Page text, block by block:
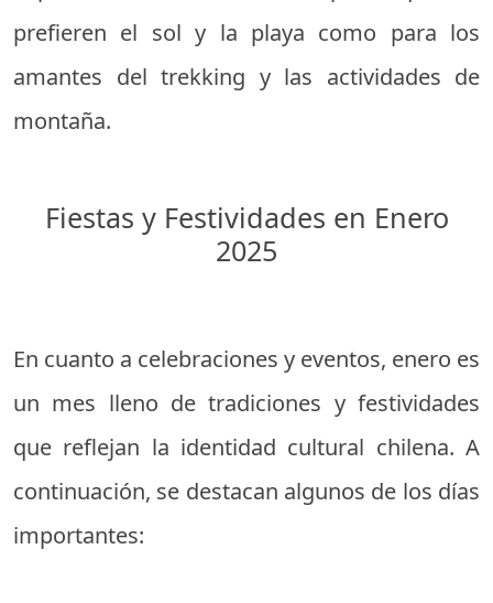
prefieren el sol y la playa como para los
amantes del trekking y las actividades de
montaña.
Fiestas y Festividades en Enero
2025
En cuanto a celebraciones y eventos, enero es
un mes lleno de tradiciones y festividades
que reflejan la identidad cultural chilena. A
continuación, se destacan algunos de los días
importantes: